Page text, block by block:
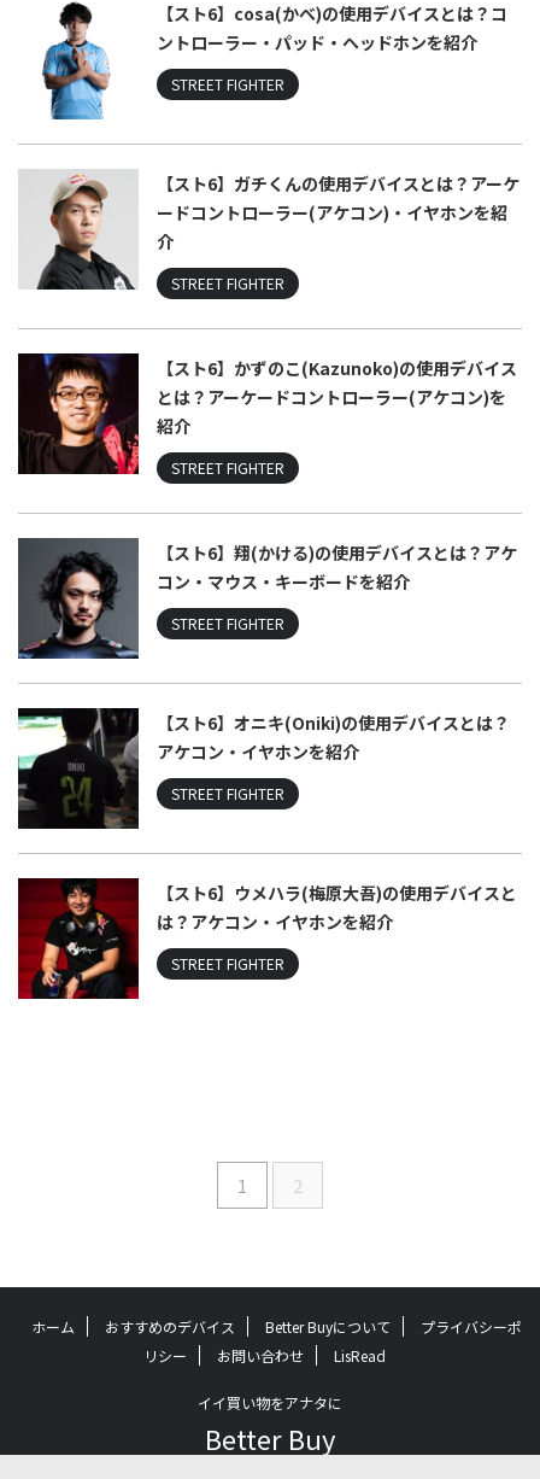
【スト6】cosa(かべ)の使用デバイスとは？コ
ントローラー・パッド・ヘッドホンを紹介
STREET FIGHTER
【スト6】ガチくんの使用デバイスとは？アーケ
ードコントローラー(アケコン)・イヤホンを紹
介
STREET FIGHTER
【スト6】かずのこ(Kazunoko)の使用デバイス
とは？アーケードコントローラー(アケコン)を
紹介
STREET FIGHTER
【スト6】翔(かける)の使用デバイスとは？アケ
コン・マウス・キーボードを紹介
STREET FIGHTER
【スト6】オニキ(Oniki)の使用デバイスとは？
アケコン・イヤホンを紹介
STREET FIGHTER
【スト6】ウメハラ(梅原大吾)の使用デバイスと
は？アケコン・イヤホンを紹介
STREET FIGHTER
1 2
ホーム おすすめのデバイス Better Buyについて
プライバシーポ
リシー
お問い合わせ LisRead
イイ買い物をアナタに
Better Buy